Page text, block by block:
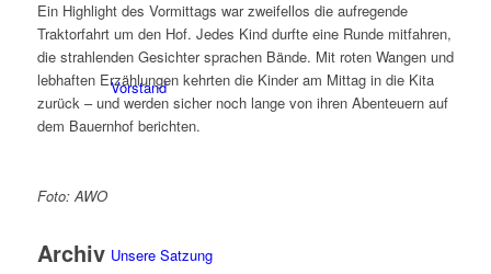
Vorstand
Unsere Satzung
Ein Highlight des Vormittags war zweifellos die aufregende
Traktorfahrt um den Hof. Jedes Kind durfte eine Runde mitfahren,
die strahlenden Gesichter sprachen Bände. Mit roten Wangen und
lebhaften Erzählungen kehrten die Kinder am Mittag in die Kita
zurück – und werden sicher noch lange von ihren Abenteuern auf
dem Bauernhof berichten.
Foto: AWO
Archiv